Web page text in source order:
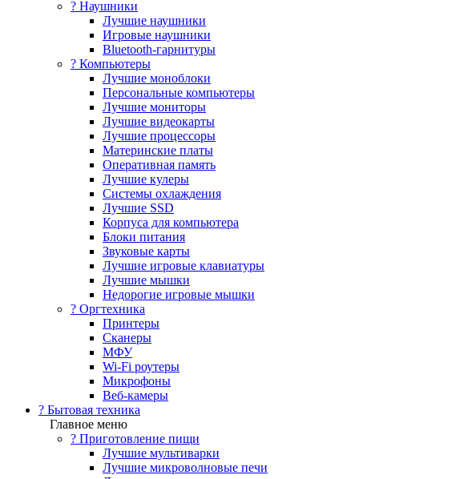
? Наушники
Лучшие наушники
Игровые наушники
Bluetooth-гарнитуры
?️ Компьютеры
Лучшие моноблоки
Персональные компьютеры
Лучшие мониторы
Лучшие видеокарты
Лучшие процессоры
Материнские платы
Оперативная память
Лучшие кулеры
Системы охлаждения
Лучшие SSD
Корпуса для компьютера
Блоки питания
Звуковые карты
Лучшие игровые клавиатуры
Лучшие мышки
Недорогие игровые мышки
?️ Оргтехника
Принтеры
Сканеры
МФУ
Wi-Fi роутеры
Микрофоны
Веб-камеры
? Бытовая техника
Главное меню
? Приготовление пищи
Лучшие мультиварки
Лучшие микроволновые печи